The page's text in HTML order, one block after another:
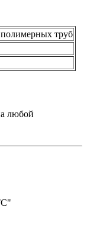
труб
любой